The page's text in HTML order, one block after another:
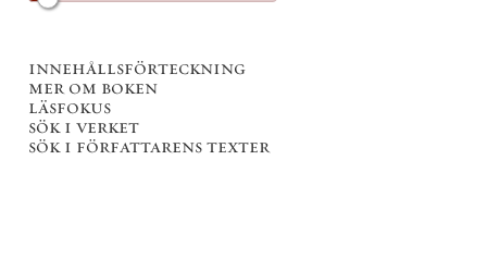
innehållsförteckning
mer om boken
läsfokus
sök i verket
sök i författarens texter